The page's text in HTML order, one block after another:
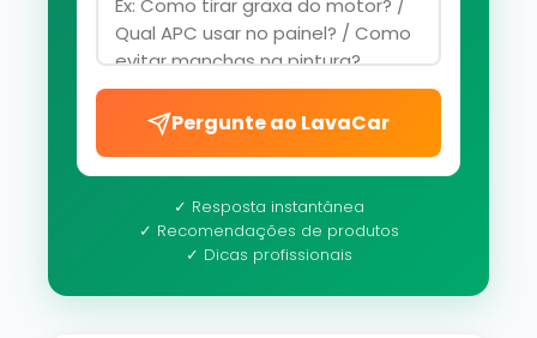
Pergunte ao LavaCar
✓ Resposta instantânea
✓ Recomendações de produtos
✓ Dicas profissionais